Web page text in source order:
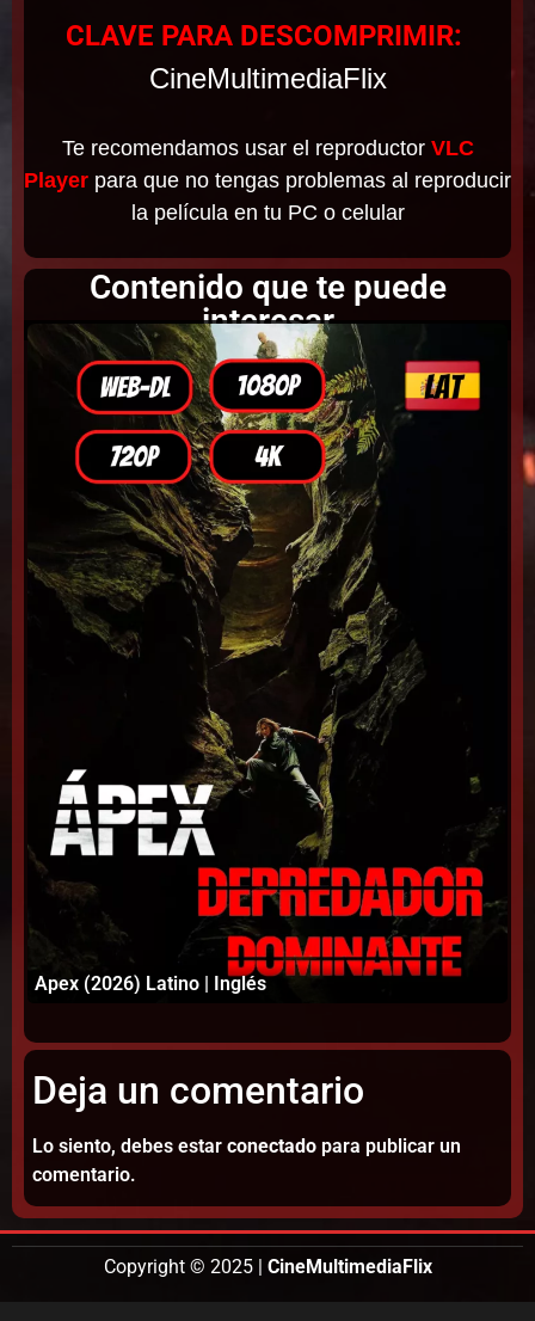
CLAVE PARA DESCOMPRIMIR:
CineMultimediaFlix
Te recomendamos usar el reproductor VLC
Player para que no tengas problemas al reproducir
la película en tu PC o celular
Contenido que te puede
interesar
Ápex (2026) Latino | Inglés
Deja un comentario
Lo siento, debes estar conectado para publicar un
comentario.
Copyright © 2025 | CineMultimediaFlix